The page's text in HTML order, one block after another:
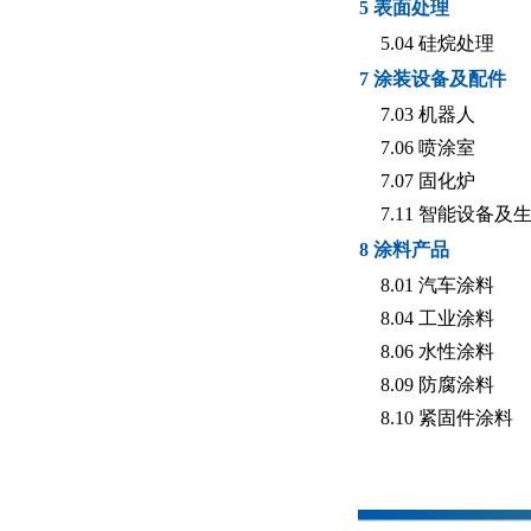
5 表面处理
5.04 硅烷处理
7 涂装设备及配件
7.03 机器人
7.06 喷涂室
7.07 固化炉
7.11 智能设备及
8 涂料产品
8.01 汽车涂料
8.04 工业涂料
8.06 水性涂料
8.09 防腐涂料
8.10 紧固件涂料